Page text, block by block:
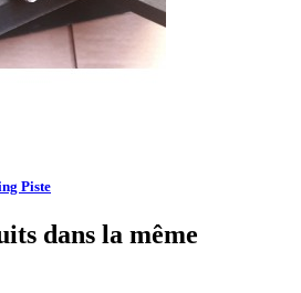
Piste
dans la même